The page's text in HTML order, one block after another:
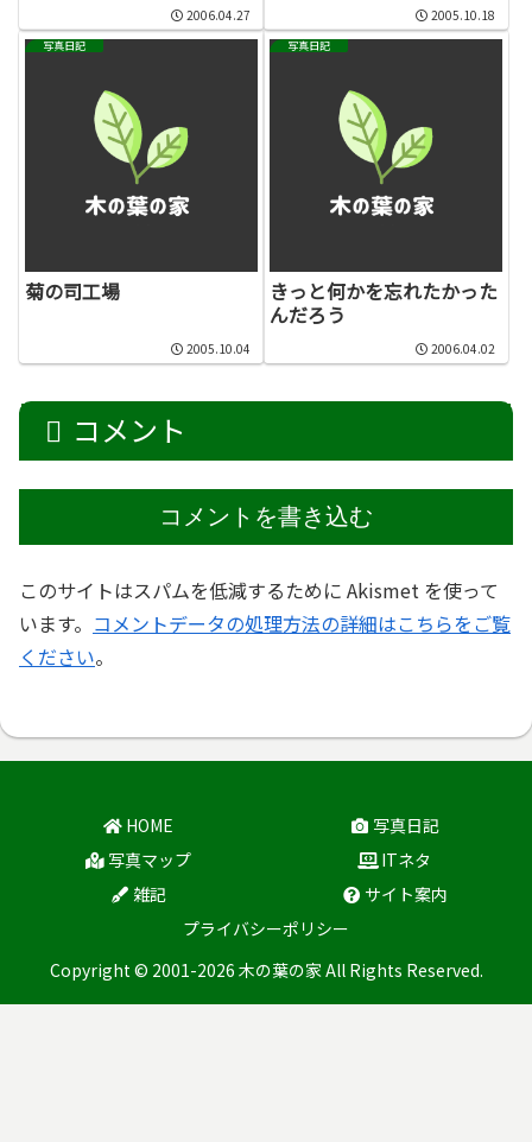
2006.04.27 2005.10.18
写真日記
菊の司工場
2005.10.04
写真日記
きっと何かを忘れたかった
んだろう
2006.04.02
コメント
コメントを書き込む
このサイトはスパムを低減するために Akismet を使って
います。 コメントデータの処理方法の詳細はこちらをご覧
ください。
HOME
写真日記
写真マップ
ITネタ
雑記
サイト案内
プライバシーポリシー
Copyright © 2001-2026 木の葉の家 All Rights Reserved.